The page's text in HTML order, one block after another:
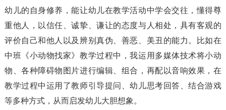
幼儿的自身修养，能让幼儿在教学活动中学会交往，懂得尊
重他人，以信任、诚挚、谦让的态度与人相处，具有客观的
评价自己和他人以及辨别真伪、善恶、美丑的能力。比如在
中班《小动物找家》教学过程中，我运用多媒体技术将小动
物、各种障碍物图片进行编辑、组合，再配以音响效果，在
教学过程中运用了教师引导提问、幼儿思考回答、结合游戏
等多种方式，从而启发幼儿大胆想象。